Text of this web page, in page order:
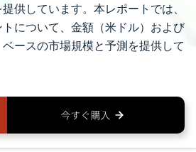
供しています。本レポートでは、
について、金額（米ドル）および
ースの市場規模と予測を提供して